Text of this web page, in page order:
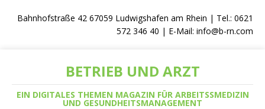
Bahnhofstraße 42 67059 Ludwigshafen am Rhein | Tel.: 0621
572 346 40 | E-Mail: info@b-rn.com
BETRIEB UND ARZT
EIN DIGITALES THEMEN MAGAZIN FÜR ARBEITSSMEDIZIN
UND GESUNDHEITSMANAGEMENT